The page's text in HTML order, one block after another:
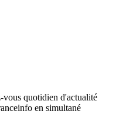
quotidien d'actualité
en simultané